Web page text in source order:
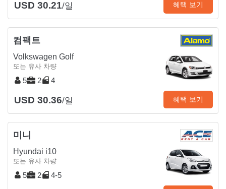
USD 30.21/일 혜택 보기
컴팩트
Volkswagen Golf
또는 유사 차량
5 2 4
USD 30.36/일 혜택 보기
미니
Hyundai i10
또는 유사 차량
5 2 4-5